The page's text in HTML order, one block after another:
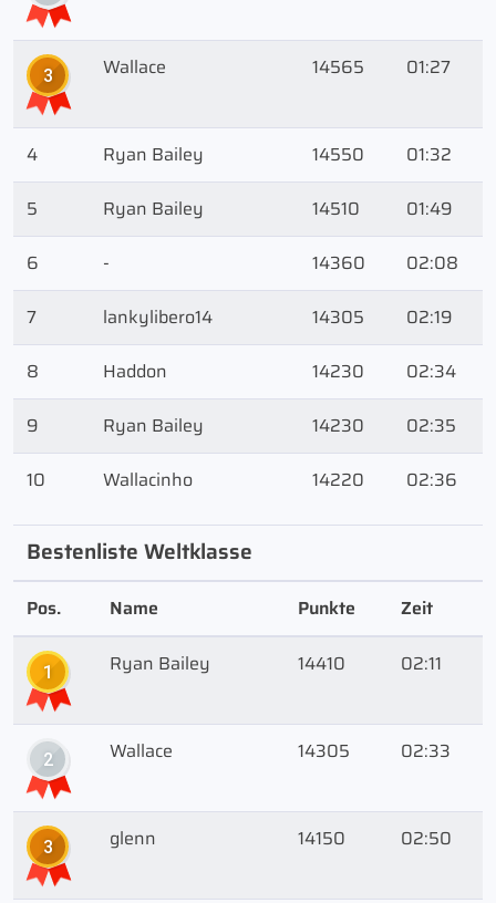
3 Wallace 14565 01:27
4 Ryan Bailey 14550
01:32
5
Ryan Bailey 14510
01:49
6
- 14360
02:08
7
lankylibero14 14305
02:19
8
Haddon 14230
02:34
9
Ryan Bailey 14230
02:35
10
Wallacinho 14220 02:36
Bestenliste Weltklasse
Pos. Name Punkte Zeit
1 Ryan Bailey 14410 02:11
2 Wallace 14305 02:33
3 glenn 14150 02:50